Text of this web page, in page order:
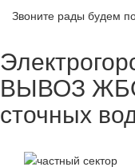
Звоните рады будем
ВЫВОЗ
сточных